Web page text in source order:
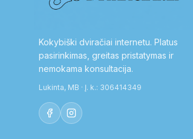
Kokybiški dviračiai internetu. Platus
pasirinkimas, greitas pristatymas ir
nemokama konsultacija.
Lukinta, MB · Į. k.: 306414349